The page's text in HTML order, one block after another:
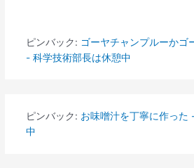
ピンバック: ゴーヤチャンプルーかゴ
- 科学技術部長は休憩中
ピンバック: お味噌汁を丁寧に作った
中